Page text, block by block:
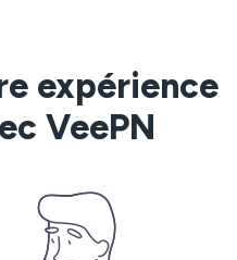
expérience
VeePN